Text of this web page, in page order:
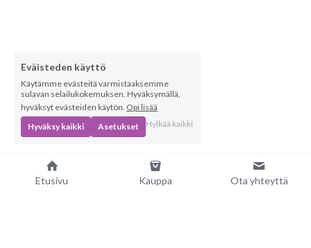
Etusivu Kauppa Ota yhteyttä
Eväisteden käyttö
Käytämme evästeitä varmistaaksemme
sulavan selailukokemuksen. Hyväksymällä,
hyväksyt evästeiden käytön. Opi lisää
Hyväksy kaikki
Asetukset Hylkää kaikki